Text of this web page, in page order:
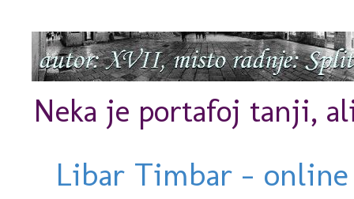
Neka je portafoj tanji,
Libar Timbar -